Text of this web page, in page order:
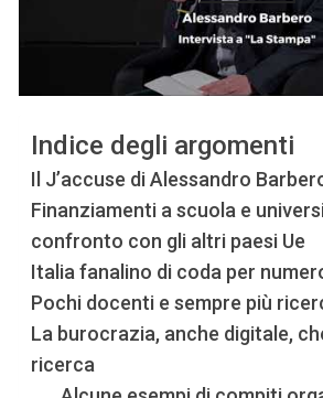
Indice degli argomenti
Il J’accuse di Alessandro
Finanziamenti a scuola e
confronto con gli altri paesi Ue
Italia fanalino di coda per
Pochi docenti e sempre più
La burocrazia, anche digitale,
ricerca